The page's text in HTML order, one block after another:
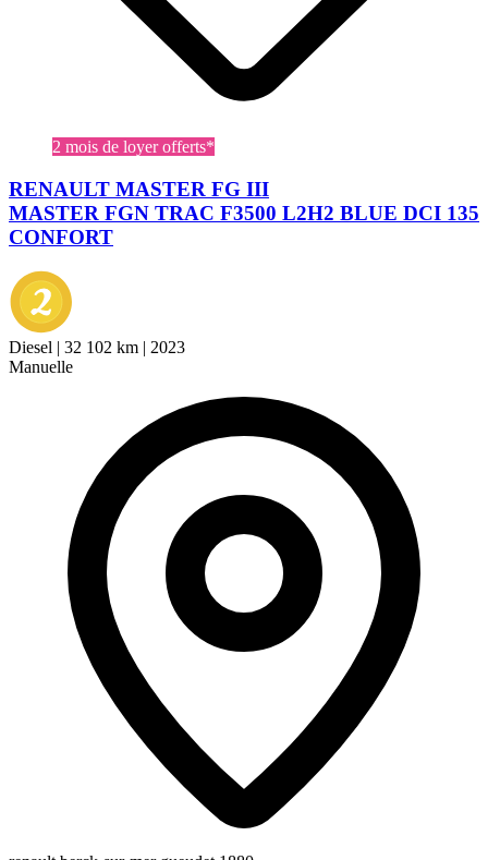
2 mois de loyer offerts*
RENAULT MASTER FG III
MASTER FGN TRAC F3500 L2H2 BLUE DCI 135
CONFORT
Diesel | 32 102 km | 2023
Manuelle